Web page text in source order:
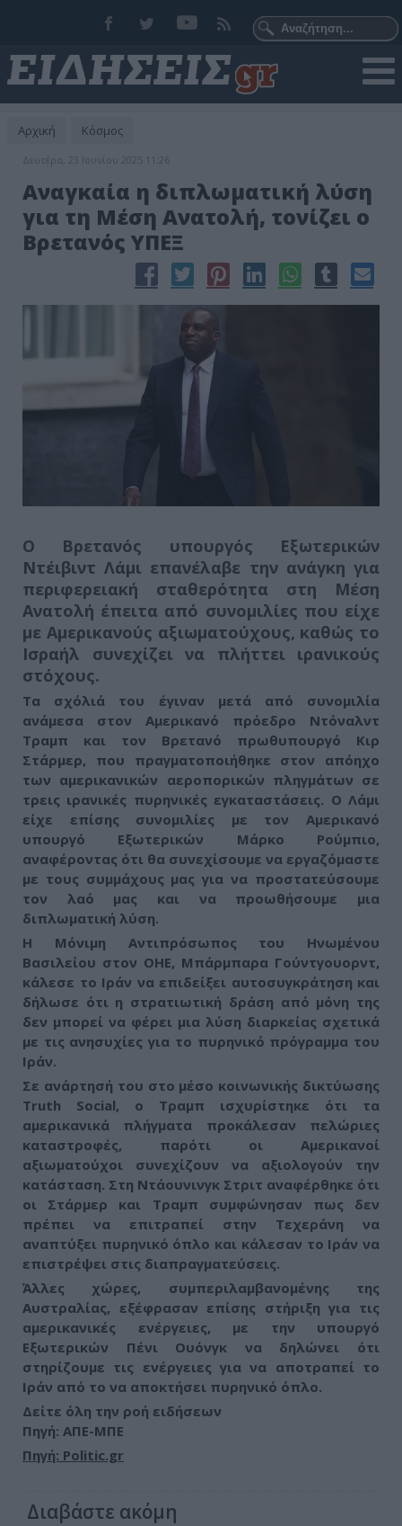
Αρχική Κόσμος
Δευτέρα, 23 Ιουνίου 2025 11:26
Αναγκαία η διπλωματική λύση
για τη Μέση Ανατολή, τονίζει ο
Βρετανός ΥΠΕΞ
Ο Βρετανός υπουργός Εξωτερικών
Ντέιβιντ Λάμι επανέλαβε την ανάγκη για
περιφερειακή σταθερότητα στη Μέση
Ανατολή έπειτα από συνομιλίες που είχε
με Αμερικανούς αξιωματούχους, καθώς το
Ισραήλ συνεχίζει να πλήττει ιρανικούς
στόχους.
Τα σχόλιά του έγιναν μετά από συνομιλία
ανάμεσα στον Αμερικανό πρόεδρο Ντόναλντ
Τραμπ και τον Βρετανό πρωθυπουργό Κιρ
Στάρμερ, που πραγματοποιήθηκε στον απόηχο
των αμερικανικών αεροπορικών πληγμάτων σε
τρεις ιρανικές πυρηνικές εγκαταστάσεις. Ο Λάμι
είχε επίσης συνομιλίες με τον Αμερικανό
υπουργό Εξωτερικών Μάρκο Ρούμπιο,
αναφέροντας ότι θα συνεχίσουμε να εργαζόμαστε
με τους συμμάχους μας για να προστατεύσουμε
τον λαό μας και να προωθήσουμε μια
διπλωματική λύση.
Η Μόνιμη Αντιπρόσωπος του Ηνωμένου
Βασιλείου στον ΟΗΕ, Μπάρμπαρα Γούντγουορντ,
κάλεσε το Ιράν να επιδείξει αυτοσυγκράτηση και
δήλωσε ότι η στρατιωτική δράση από μόνη της
δεν μπορεί να φέρει μια λύση διαρκείας σχετικά
με τις ανησυχίες για το πυρηνικό πρόγραμμα του
Ιράν.
Σε ανάρτησή του στο μέσο κοινωνικής δικτύωσης
Truth Social, ο Τραμπ ισχυρίστηκε ότι τα
αμερικανικά πλήγματα προκάλεσαν πελώριες
καταστροφές, παρότι οι Αμερικανοί
αξιωματούχοι συνεχίζουν να αξιολογούν την
κατάσταση. Στη Ντάουνινγκ Στριτ αναφέρθηκε ότι
οι Στάρμερ και Τραμπ συμφώνησαν πως δεν
πρέπει να επιτραπεί στην Τεχεράνη να
αναπτύξει πυρηνικό όπλο και κάλεσαν το Ιράν να
επιστρέψει στις διαπραγματεύσεις.
Άλλες χώρες, συμπεριλαμβανομένης της
Αυστραλίας, εξέφρασαν επίσης στήριξη για τις
αμερικανικές ενέργειες, με την υπουργό
Εξωτερικών Πένι Ουόνγκ να δηλώνει ότι
στηρίζουμε τις ενέργειες για να αποτραπεί το
Ιράν από το να αποκτήσει πυρηνικό όπλο.
Δείτε όλη την ροή ειδήσεων
Πηγή: ΑΠΕ-ΜΠΕ
Πηγή: Politic.gr
Διαβάστε ακόμη